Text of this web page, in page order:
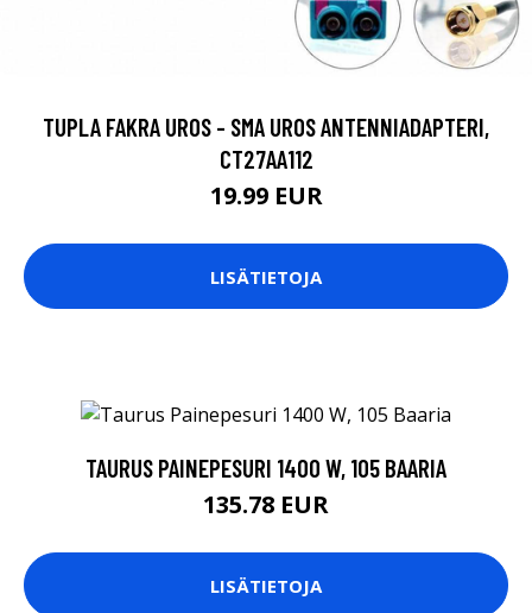
TUPLA FAKRA UROS - SMA UROS ANTENNIADAPTERI,
CT27AA112
19.99 EUR
LISÄTIETOJA
TAURUS PAINEPESURI 1400 W, 105 BAARIA
135.78 EUR
LISÄTIETOJA